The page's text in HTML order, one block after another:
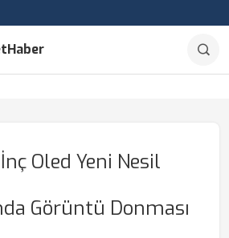
Oled Yeni Nesil
Görüntü Donması